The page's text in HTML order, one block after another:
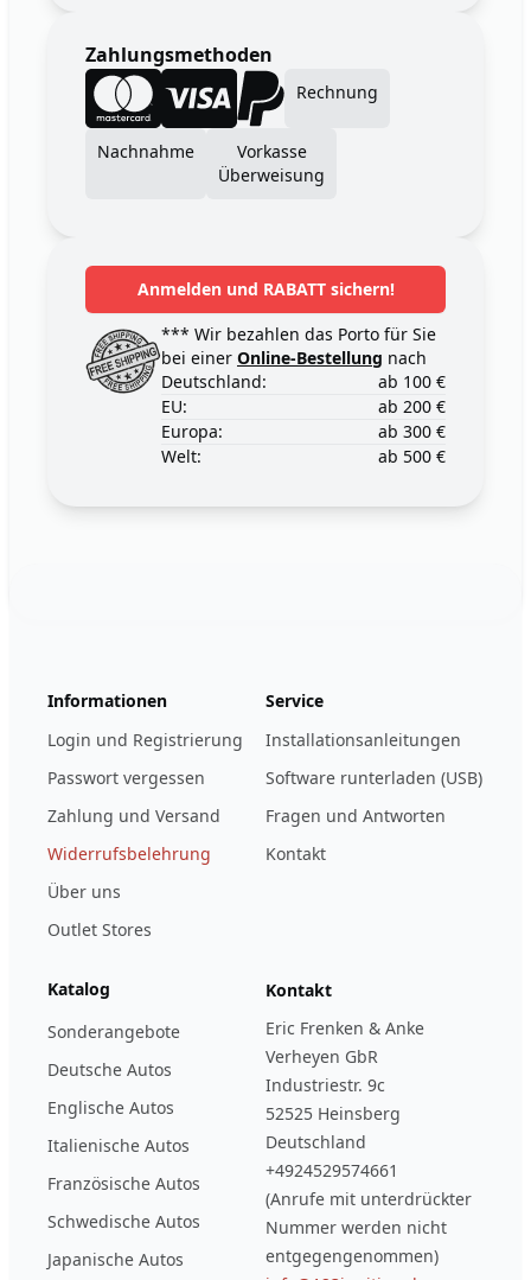
Zahlungsmethoden
Rechnung
Nachnahme
Vorkasse
Überweisung
Anmelden und RABATT sichern!
*** Wir bezahlen das Porto für Sie
bei einer Online-Bestellung nach
Deutschland:
ab 100 €
EU:
ab 200 €
Europa:
ab 300 €
Welt:
ab 500 €
Informationen
Login und Registrierung
Passwort vergessen
Zahlung und Versand
Widerrufsbelehrung
Über uns
Outlet Stores
Service
Installationsanleitungen
Software runterladen (USB)
Fragen und Antworten
Kontakt
Katalog
Sonderangebote
Deutsche Autos
Englische Autos
Italienische Autos
Französische Autos
Schwedische Autos
Japanische Autos
Kontakt
Eric Frenken & Anke
Verheyen GbR
Industriestr. 9c
52525 Heinsberg
Deutschland
+4924529574661
(Anrufe mit unterdrückter
Nummer werden nicht
entgegengenommen)